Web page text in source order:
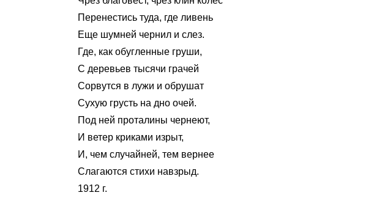
Перенестись туда, где ливень
Еще шумней чернил и слез.
Где, как обугленные груши,
С деревьев тысячи грачей
Сорвутся в лужи и обрушат
Сухую грусть на дно очей.
Под ней проталины чернеют,
И ветер криками изрыт,
И, чем случайней, тем вернее
Слагаются стихи навзрыд.
1912 г.